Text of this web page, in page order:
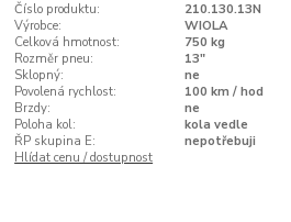
Číslo produktu:
210.130.13N
Výrobce:
WIOLA
Celková hmotnost:
750 kg
Rozměr pneu:
13"
Sklopný:
ne
Povolená rychlost:
100 km / hod
Brzdy:
ne
Poloha kol:
kola vedle
ŘP skupina E:
nepotřebuji
Hlídat cenu / dostupnost